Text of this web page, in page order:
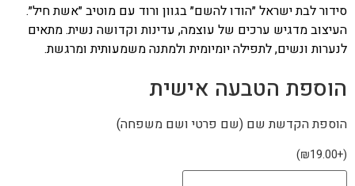
סידור לבת ישראל ״הודו להשם״ בגוון ורוד עם מוטיב ״אשת חיל״.
העיצוב מדגיש ערכים של עוצמה, עדינות וקדושה נשית. מתאים
לנערות ונשים, לתפילה יומיומית ולמתנה משמעותית ומרגשת.
הוספת הטבעה אישית
הוספת הקדשת שם (שם פרטי ושם משפחה)
(
+
₪19.00
)